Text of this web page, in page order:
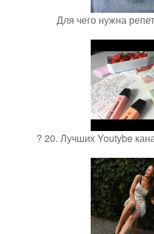
Для чего нужна
? 20. Лучших Youtybe